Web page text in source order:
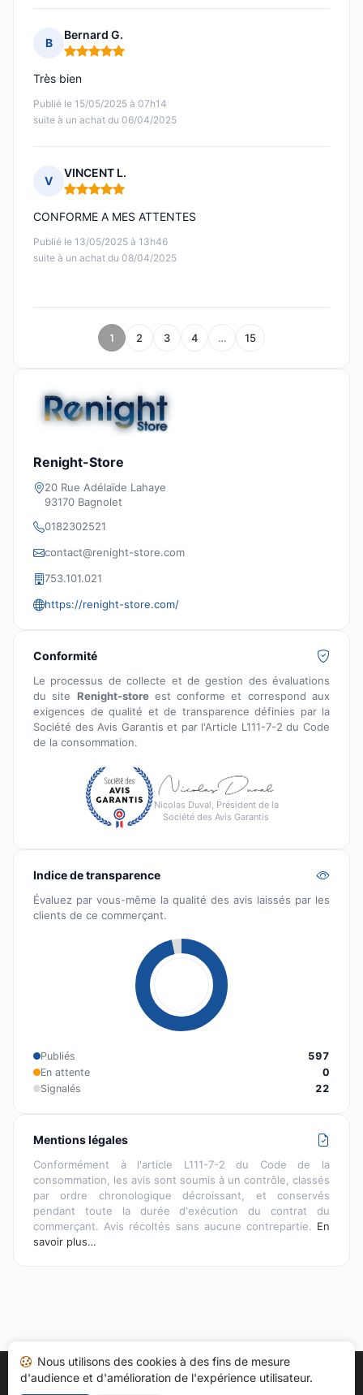
B
Bernard G.
Note : 5 sur 5
Publié le 15/05/2025 à 07h14
suite à un achat du 06/04/2025
Très bien
V
VINCENT L.
Note : 5 sur 5
Publié le 13/05/2025 à 13h46
suite à un achat du 08/04/2025
CONFORME A MES ATTENTES
1 2 3 4 … 15
Renight-Store
20 Rue Adélaïde Lahaye
93170 Bagnolet
0182302521
contact@renight-store.com
753.101.021
https://renight-store.com/
Conformité
Le processus de collecte et de gestion des évaluations
du site Renight-storeest conforme et correspond aux
exigences de qualité et de transparence définies par la
Société des Avis Garantis et par l'Article L111-7-2 du Code
de la consommation.
Nicolas Duval, Président de la
Société des Avis Garantis
Indice de transparence
Évaluez par vous-même la qualité des avis laissés par les
clients de ce commerçant.
Publiés
597
En attente
0
Signalés
22
Mentions légales
Conformément à l'article L111-7-2 du Code de la
consommation, les avis sont soumis à un contrôle, classés
par ordre chronologique décroissant, et conservés
pendant toute la durée d'exécution du contrat du
commerçant. Avis récoltés sans aucune contrepartie. En
savoir plus…
Accueil Mes avis Catégories CGU
Cookies
Nous utilisons des cookies à des fins de mesure
d'audience et d'amélioration de l'expérience utilisateur.